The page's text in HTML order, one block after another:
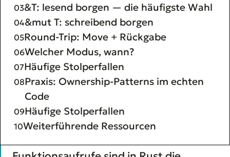
&T: lesend borgen — die häufigste Wahl
&mut T: schreibend borgen
Round-Trip: Move + Rückgabe
Welcher Modus, wann?
Häufige Stolperfallen
Praxis: Ownership-Patterns im echten
Code
Häufige Stolperfallen
Weiterführende Ressourcen